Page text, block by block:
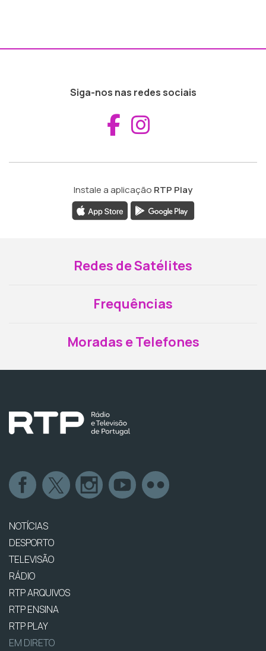
Siga-nos nas redes sociais
Aceder ao
Instale a aplicação RTP Play
Redes de Satélites
Frequências
Moradas e Telefones
NOTÍCIAS
DESPORTO
TELEVISÃO
RÁDIO
RTP ARQUIVOS
RTP ENSINA
RTP PLAY
EM DIRETO